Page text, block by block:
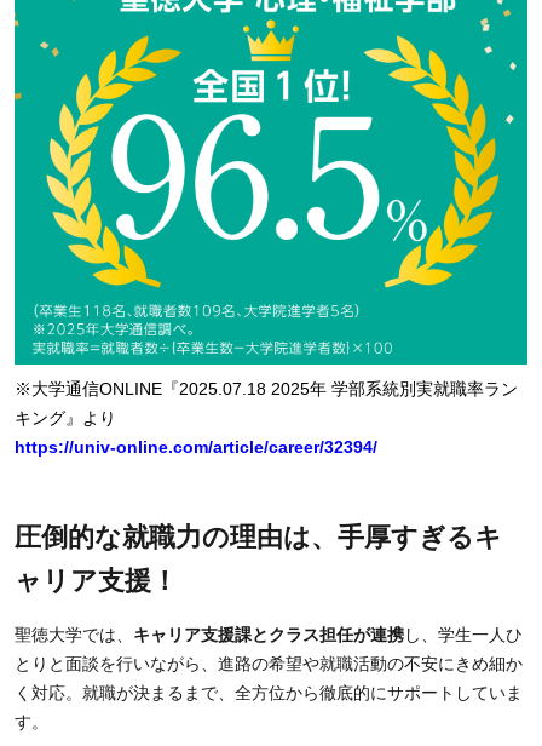
※大学通信ONLINE『2025.07.18 2025年 学部系統別実就職率ラン
キング』より
https://univ-online.com/article/career/32394/
圧倒的な就職力の理由は、手厚すぎるキ
ャリア支援！
聖徳大学では、 キャリア支援課とクラス担任が連携し、学生一人ひ
とりと面談を行いながら、進路の希望や就職活動の不安にきめ細か
く対応。就職が決まるまで、全方位から徹底的にサポートしていま
す。